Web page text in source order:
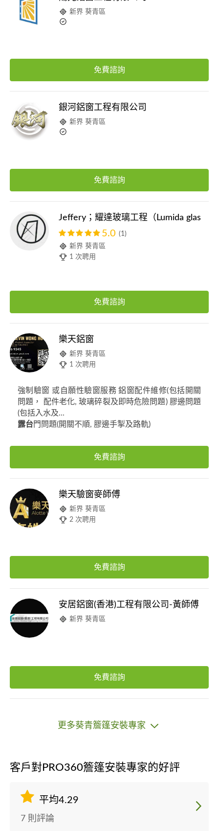
新界 葵青區
免費諮詢
銀河鋁窗工程有限公司
新界 葵青區
免費諮詢
Jeffery；耀達玻璃工程（Lumida glas
5.0 (1)
新界 葵青區
1 次聘用
免費諮詢
樂天鋁窗
新界 葵青區
1 次聘用
強制驗窗 或自願性驗窗服務 鋁窗配件維修(包括開關
問題， 配件老化, 玻璃碎裂及即時危險問題) 膠邊問題
(包括入水及...
露台門問題(開關不順, 膠邊手掣及路軌)
免費諮詢
樂天驗窗麥師傅
新界 葵青區
2 次聘用
免費諮詢
安居鋁窗(香港)工程有限公司-黃師傅
新界 葵青區
免費諮詢
更多葵青簷篷安裝專家
客戶對PRO360簷篷安裝專家的好評
平均4.29
7 則評論